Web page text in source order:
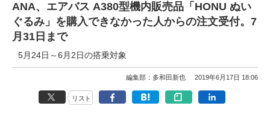
ANA、エアバス A380型機内販売品「HONU ぬい
ぐるみ」を購入できなかった人からの注文受付。7
月31日まで
5月24日～6月2日の搭乗対象
編集部：多和田新也 2019年6月17日 18:06
リスト